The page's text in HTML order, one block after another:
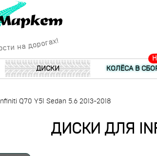
ДИСКИ КОЛЁСА В
Infiniti Q70 Y51 Sedan 5.6 2013-2018
ДИСКИ ДЛЯ